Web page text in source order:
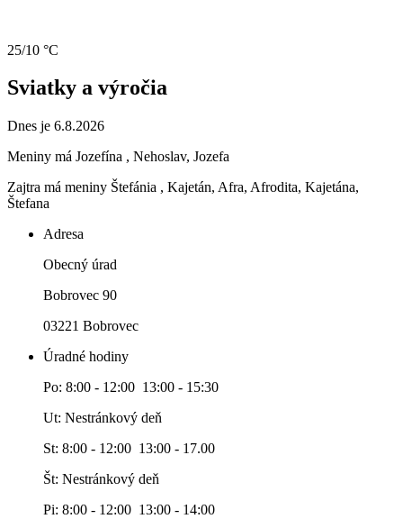
25/10 °C
Sviatky a výročia
Dnes je 6.8.2026
Meniny má Jozefína , Nehoslav, Jozefa
Zajtra má meniny Štefánia , Kajetán, Afra, Afrodita, Kajetána,
Štefana
Adresa
Obecný úrad
Bobrovec 90
03221 Bobrovec
Úradné hodiny
Po: 8:00 - 12:00 13:00 - 15:30
Ut: Nestránkový deň
St: 8:00 - 12:00 13:00 - 17.00
Št: Nestránkový deň
Pi: 8:00 - 12:00 13:00 - 14:00